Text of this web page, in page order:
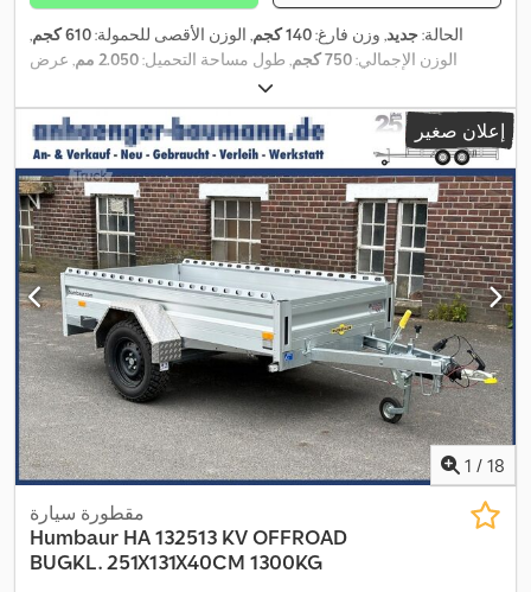
الحالة:جديد, وزن فارغ:140 كجم , الوزن الأقصى للحمولة:610 كجم
,
الوزن الإجمالي:750 كجم , طول مساحة التحميل:2.050 مم
, عرض
, ارتفاع مساحة التحميل:
التحميل:0,9 م³ , لون:آخر, ارتفاع البناء:870 مم , العرض التشغيلي:1.548
مم, إعلان صغير
1 / 18
مقطورة سيارة
Humbaur HA 132513 KV OFFROAD
BUGKL. 251X131X40CM 1300KG